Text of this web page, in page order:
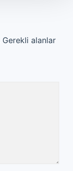
Gerekli alanlar